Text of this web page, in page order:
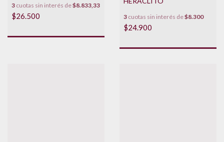
3 cuotas sin interés de$8.833,33
$26.500 3 cuotas sin interés de$8.300
$24.900